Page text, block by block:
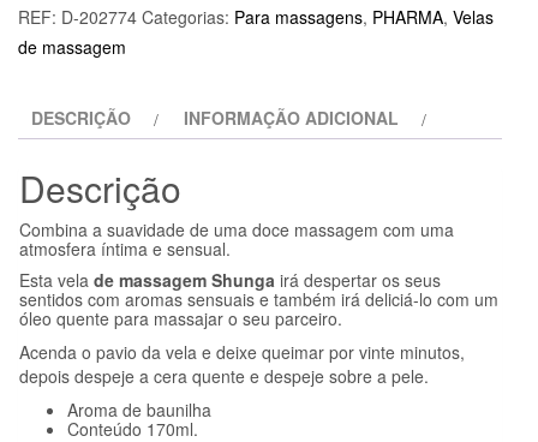
SHUNGA
BY
VANILLA
VELA
170
ML
REF: D-202774 Categorias: Para massagens, PHARMA, Velas
de massagem
DESCRIÇÃO INFORMAÇÃO ADICIONAL
Descrição
Combina a suavidade de uma doce massagem com uma
atmosfera íntima e sensual.
Esta vela de massagem Shunga irá despertar os seus
sentidos com aromas sensuais e também irá deliciá-lo com um
óleo quente para massajar o seu parceiro.
Acenda o pavio da vela e deixe queimar por vinte minutos,
depois despeje a cera quente e despeje sobre a pele.
Aroma de baunilha
Conteúdo 170ml.